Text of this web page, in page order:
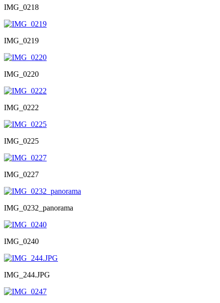
IMG_0218
IMG_0219
IMG_0220
IMG_0222
IMG_0225
IMG_0227
IMG_0232_panorama
IMG_0240
IMG_244.JPG